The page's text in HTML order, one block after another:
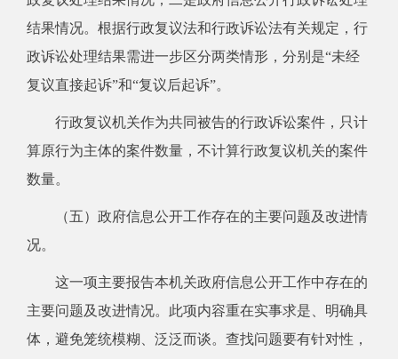
结果情况。根据行政复议法和行政诉讼法有关规定，行
政诉讼处理结果需进一步区分两类情形，分别是“未经
复议直接起诉”和“复议后起诉”。
行政复议机关作为共同被告的行政诉讼案件，只计
算原行为主体的案件数量，不计算行政复议机关的案件
数量。
（五）政府信息公开工作存在的主要问题及改进情
况。
这一项主要报告本机关政府信息公开工作中存在的
主要问题及改进情况。此项内容重在实事求是、明确具
体，避免笼统模糊、泛泛而谈。查找问题要有针对性，